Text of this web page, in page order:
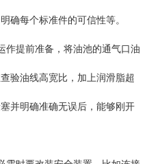
确每个标准件的可信性等。
作提前准备，将油池的通气口油
验油线高宽比，加上润滑脂超
并明确准确无误后，能够刚开